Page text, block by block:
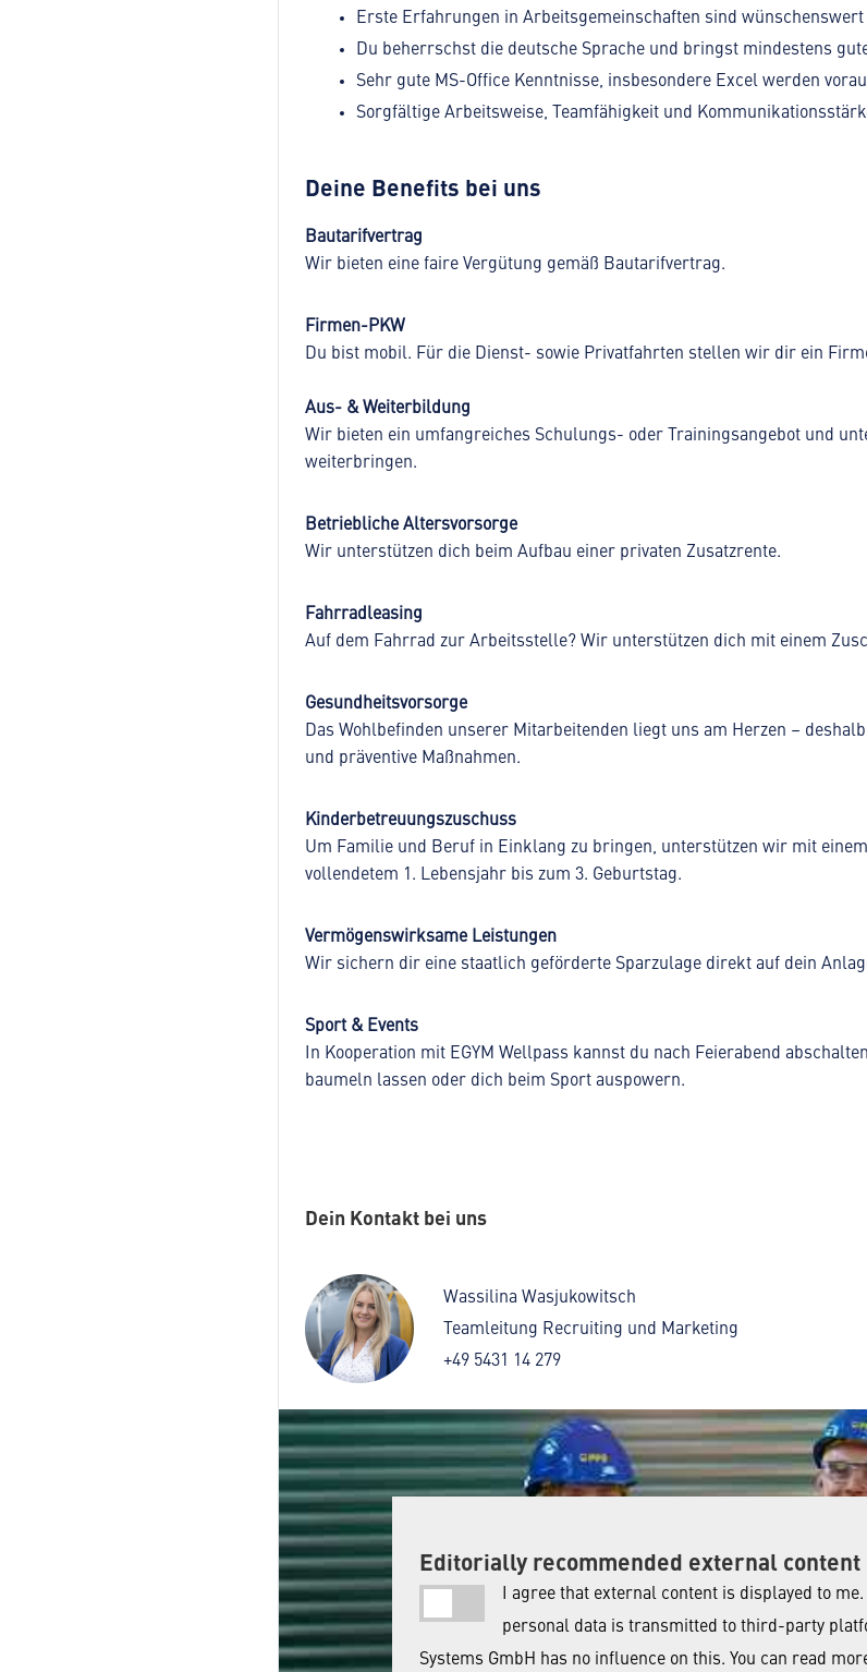
Erste Erfahrungen in Arbeitsgemeinschaften sind wünschenswert
Du beherrschst die deutsche Sprache und bringst mindestens
Sehr gute MS-Office Kenntnisse, insbesondere Excel werden
Sorgfältige Arbeitsweise, Teamfähigkeit und
Deine Benefits bei uns
Bautarifvertrag
Wir bieten eine faire Vergütung gemäß Bautarifvertrag.
Firmen-PKW
Du bist mobil. Für die Dienst- sowie Privatfahrten stellen wir dir ein
Aus- & Weiterbildung
Wir bieten ein umfangreiches Schulungs- oder Trainingsangebot und
weiterbringen.
Betriebliche Altersvorsorge
Wir unterstützen dich beim Aufbau einer privaten Zusatzrente.
Fahrradleasing
Auf dem Fahrrad zur Arbeitsstelle? Wir unterstützen dich mit einem
Gesundheitsvorsorge
Das Wohlbefinden unserer Mitarbeitenden liegt uns am Herzen –
und präventive Maßnahmen.
Kinderbetreuungszuschuss
Um Familie und Beruf in Einklang zu bringen, unterstützen wir mit
vollendetem 1. Lebensjahr bis zum 3. Geburtstag.
Vermögenswirksame Leistungen
Wir sichern dir eine staatlich geförderte Sparzulage direkt auf dein
Sport & Events
In Kooperation mit EGYM Wellpass kannst du nach Feierabend
baumeln lassen oder dich beim Sport auspowern.
Dein Kontakt bei uns
Wassilina Wasjukowitsch
Teamleitung Recruiting und Marketing
+49 5431 14 279
Editorially recommended external content
I agree that external content is displayed to
personal data is transmitted to third-party
Systems GmbH has no influence on this. You can read